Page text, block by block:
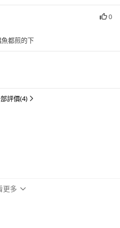
0
都煎的下
評價(4)
更多